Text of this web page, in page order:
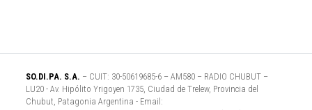
SO.DI.PA. S.A. – CUIT: 30-50619685-6 – AM580 – RADIO CHUBUT –
LU20 - Av. Hipólito Yrigoyen 1735, Ciudad de Trelew, Provincia del
Chubut, Patagonia Argentina - Email: